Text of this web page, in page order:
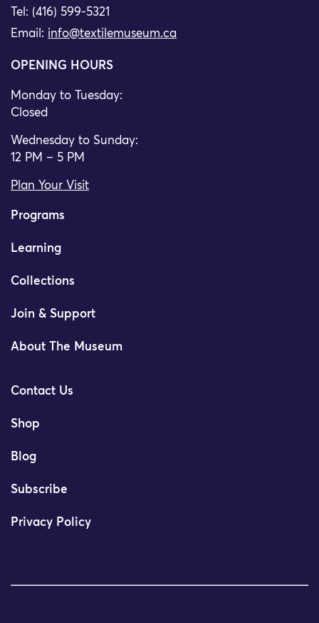
Tel: (416) 599-5321
Email: info@textilemuseum.ca
OPENING HOURS
Monday to Tuesday:
Closed
Wednesday to Sunday:
12 PM – 5 PM
Plan Your Visit
Programs
Learning
Collections
Join & Support
About The Museum
Contact Us
Shop
Blog
Subscribe
Privacy Policy